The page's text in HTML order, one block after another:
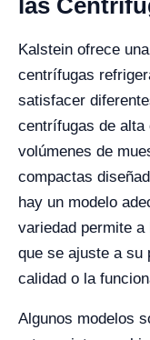
las
Kalstein ofrece
centrífugas
satisfacer
centrífugas de alta
volúmenes de
compactas
hay un modelo
variedad permite
que se ajuste a su
calidad o la
Algunos modelos